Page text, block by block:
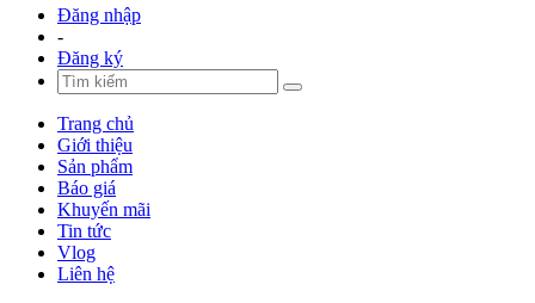
Đăng nhập
-
Đăng ký
Trang chủ
Giới thiệu
Sản phẩm
Báo giá
Khuyến mãi
Tin tức
Vlog
Liên hệ